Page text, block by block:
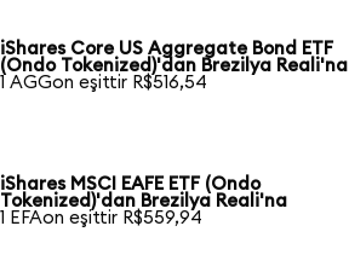
iShares Core US Aggregate Bond ETF
(Ondo Tokenized)'dan Brezilya Reali'na
1 AGGon eşittir R$516,54
iShares MSCI EAFE ETF (Ondo
Tokenized)'dan Brezilya Reali'na
1 EFAon eşittir R$559,94